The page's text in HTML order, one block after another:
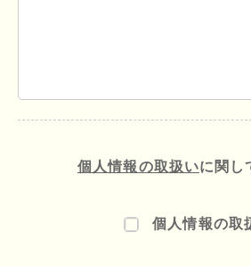
個人情報の取扱いに関し
個人情報の取